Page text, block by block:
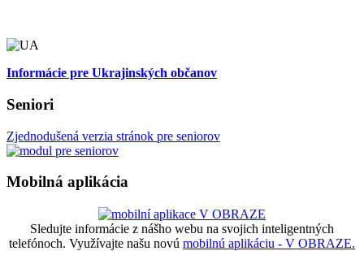
Informácie pre Ukrajinských občanov
Seniori
Zjednodušená verzia stránok pre seniorov
Mobilná aplikácia
Sledujte informácie z nášho webu na svojich inteligentných
telefónoch. Využívajte našu novú mobilnú aplikáciu - V OBRAZE.